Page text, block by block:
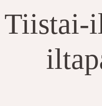
Tiistai-